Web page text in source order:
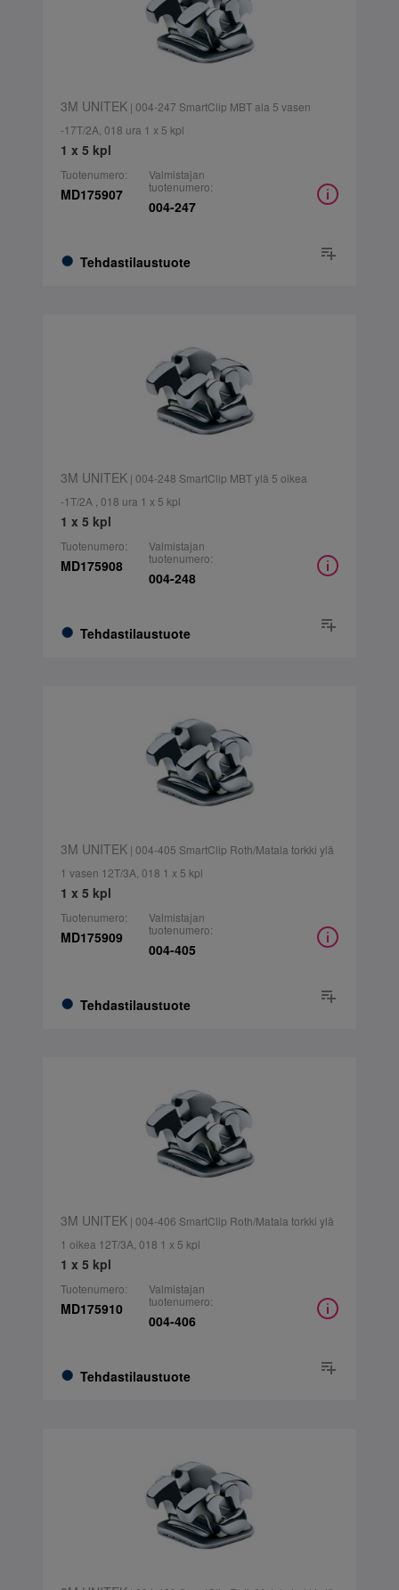
3M UNITEK| 004-247 SmartClip MBT ala 5 vasen
-17T/2A, 018 ura 1 x 5 kpl
1 x 5 kpl
Tuotenumero:
MD175907
Tehdastilaustuote
Valmistajan
tuotenumero:
004-247
3M UNITEK| 004-248 SmartClip MBT ylä 5 oikea
-1T/2A , 018 ura 1 x 5 kpl
1 x 5 kpl
Tuotenumero:
MD175908
Tehdastilaustuote
Valmistajan
tuotenumero:
004-248
3M UNITEK| 004-405 SmartClip Roth/Matala torkki ylä
1 vasen 12T/3A, 018 1 x 5 kpl
1 x 5 kpl
Tuotenumero:
MD175909
Tehdastilaustuote
Valmistajan
tuotenumero:
004-405
3M UNITEK| 004-406 SmartClip Roth/Matala torkki ylä
1 oikea 12T/3A, 018 1 x 5 kpl
1 x 5 kpl
Tuotenumero:
MD175910
Tehdastilaustuote
Valmistajan
tuotenumero:
004-406